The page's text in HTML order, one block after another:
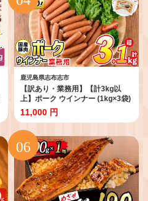
鹿児島県志布志市
【訳あり・業務用】【計3kg以
上】ポーク ウインナー (1kg×3袋)
＋ あらびき ウインナー(120g)セ
ット！ a1-047-wn
11,000 円